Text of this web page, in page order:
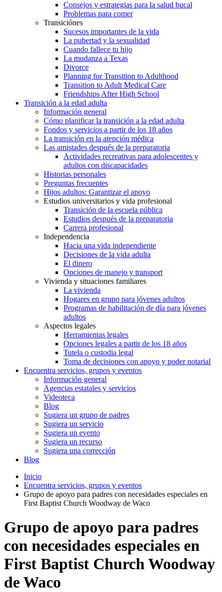
Consejos y estrategias para la salud bucal
Problemas para comer
Transiciónes
Sucesos importantes de la vida
La pubertad y la sexualidad
Cuando fallece tu hijo
La mudanza a Texas
Divorce
Planning for Transition to Adulthood
Transition to Adult Medical Care
Friendships After High School
Transición a la edad adulta
Información general
Cómo planificar la transición a la edad adulta
Fondos y servicios a partir de los 18 años
La transición en la atención médica
Las amistades después de la preparatoria
Actividades recreativas para adolescentes y
adultos con discapacidades
Historias personales
Preguntas frecuentes
Hijos adultos: Garantizar el apoyo
Estudios universitarios y vida profesional
Transición de la escuela pública
Estudios después de la preparatoria
Carrera profesional
Independencia
Hacia una vida independiente
Decisiones de la vida adulta
El dinero
Opciones de manejo y transport
Vivienda y situaciones familiares
La vivienda
Hogares en grupo para jóvenes adultos
Programas de habilitación de día para jóvenes
adultos
Aspectos legales
Herramientas legales
Opciones legales a partir de los 18 años
Tutela o custodia legal
Toma de decisiones con apoyo y poder notarial
Encuentra servicios, grupos y eventos
Información general
Agencias estatales y servicios
Videoteca
Blog
Sugiera un grupo de padres
Sugiera un servicio
Sugiera un evento
Sugiera un recurso
Sugiera una corrección
Blog
Inicio
Encuentra servicios, grupos y eventos
Grupo de apoyo para padres con necesidades especiales en
First Baptist Church Woodway de Waco
Grupo de apoyo para padres
con necesidades especiales en
First Baptist Church Woodway
de Waco